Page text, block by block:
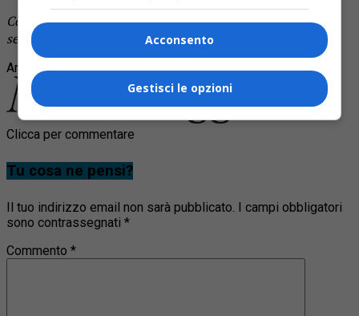
Continua a leggere le notizie diNotizia Oggi Borgosesia
segui la nostra
pagina Facebook
Argomenti correlati:assessoreluttomorto
Clicca per commentare
Tu cosa ne pensi?
Il tuo indirizzo email non sarà pubblicato. I campi obbligatori
sono contrassegnati *
Commento *
Acconsento
Gestisci le opzioni